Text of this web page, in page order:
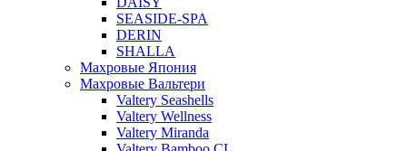
SEASIDE-SPA
DERIN
SHALLA
Махровые Япония
Махровые Вальтери
Valtery Seashells
Valtery Wellness
Valtery Miranda